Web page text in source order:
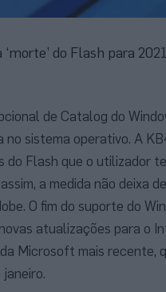
‘morte’ do Flash para
de Catalog do
no sistema operativo. A
do Flash que o utilizador
a medida não deixa
O fim do suporte do
atualizações para o
Microsoft mais recente,